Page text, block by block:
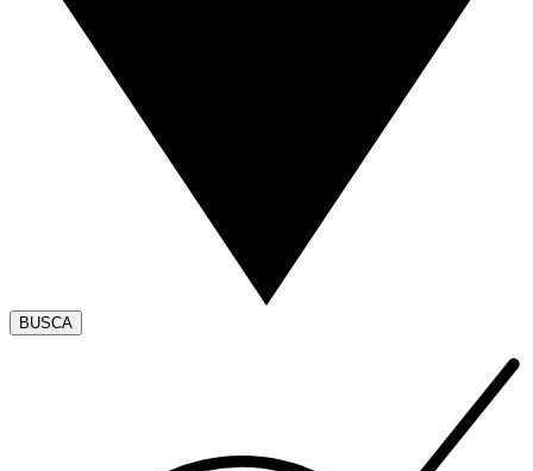
BUSCA